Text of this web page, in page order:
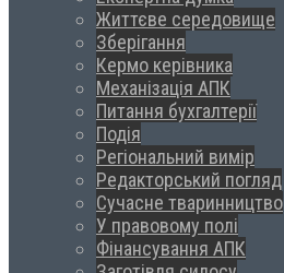
Життєве середовище
Зберігання
Кермо керівника
Механізація АПК
Питання бухгалтерії
Подія
Регіональний вимір
Редакторський погляд
Сучасне тваринництво
У правовому полі
Фінансування АПК